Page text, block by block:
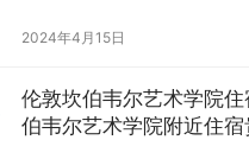
2024年4月15日
伦敦坎伯韦尔艺术学院
伯韦尔艺术学院附近住宿